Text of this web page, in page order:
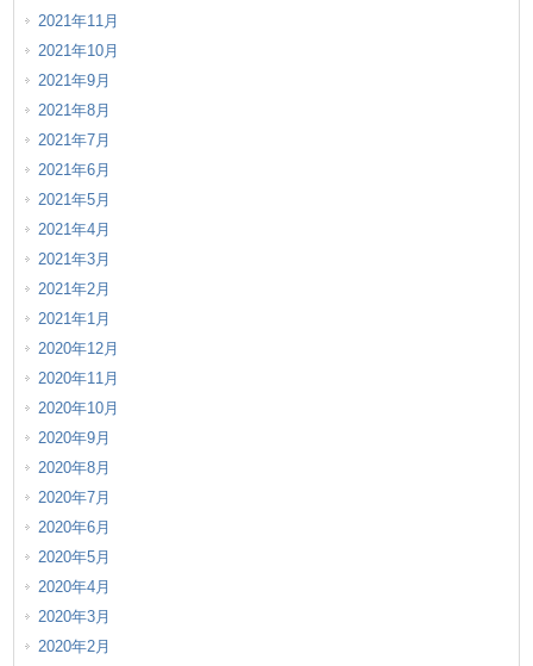
2021年11月
2021年10月
2021年9月
2021年8月
2021年7月
2021年6月
2021年5月
2021年4月
2021年3月
2021年2月
2021年1月
2020年12月
2020年11月
2020年10月
2020年9月
2020年8月
2020年7月
2020年6月
2020年5月
2020年4月
2020年3月
2020年2月